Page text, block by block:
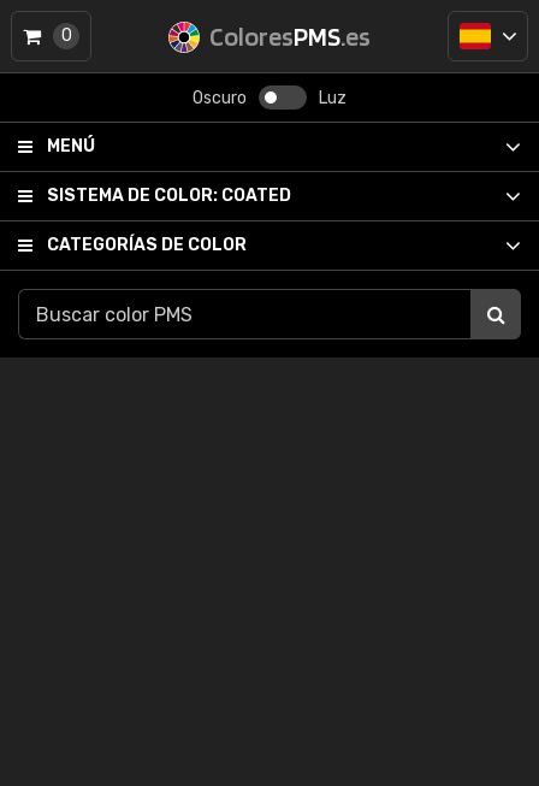
ColoresPMS.es
Oscuro Luz
MENÚ
SISTEMA DE COLOR: COATED
CATEGORÍAS DE COLOR
0